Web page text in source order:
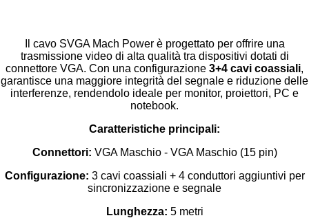
Il cavo SVGA Mach Power è progettato per offrire una
trasmissione video di alta qualità tra dispositivi dotati di
connettore VGA. Con una configurazione 3+4 cavi coassiali,
garantisce una maggiore integrità del segnale e riduzione delle
interferenze, rendendolo ideale per monitor, proiettori, PC e
notebook.
Caratteristiche principali:
Connettori: VGA Maschio - VGA Maschio (15 pin)
Configurazione: 3 cavi coassiali + 4 conduttori aggiuntivi per
sincronizzazione e segnale
Lunghezza: 5metri